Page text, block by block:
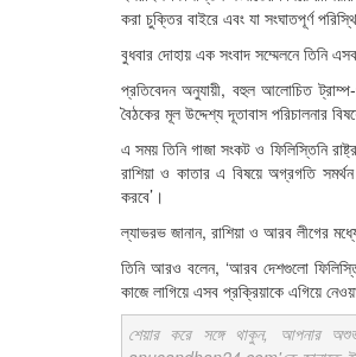
করা চুক্তির বাইরে এবং যা সংঘাতপূর্ণ
বুধবার দোহায় এক সংবাদ সম্মেলনে তিনি
প্রতিবেদন অনুযায়ী, বহুল আলোচিত
বৈঠকের মূল উদ্দেশ্য দূতাবাস পরিচালনার
এ সময় তিনি গাজা সংকট ও ফিলিস্তিনি
রাশিয়া ও কাতার এ বিষয়ে অগ্রগতি
করবে’।
ল্যাভরভ জানান, রাশিয়া ও আরব লীগের
তিনি আরও বলেন, ‘আরব দেশগুলো
কাজে লাগিয়ে এসব প্রক্রিয়াকে এগিয়ে
শেয়ার করে সঙ্গে থাকুন, আপনার